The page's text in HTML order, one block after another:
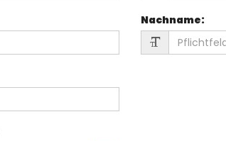
Nachname: